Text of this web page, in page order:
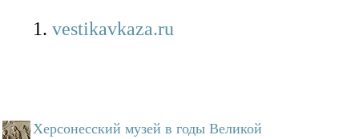
vestikavkaza.ru
Херсонесский музей в годы Великой